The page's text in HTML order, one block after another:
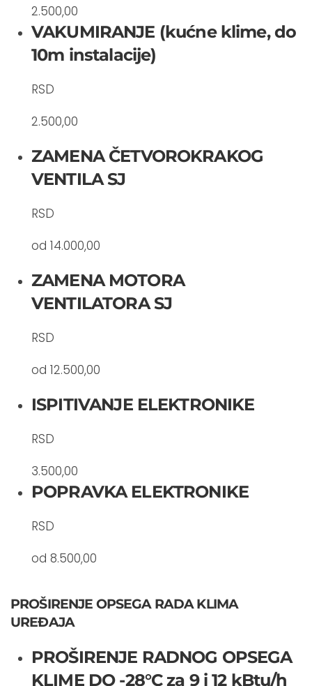
2.500,00
VAKUMIRANJE (kućne klime, do
10m instalacije)
RSD
2.500,00
ZAMENA ČETVOROKRAKOG
VENTILA SJ
RSD
od 14.000,00
ZAMENA MOTORA
VENTILATORA SJ
RSD
od 12.500,00
ISPITIVANJE ELEKTRONIKE
RSD
3.500,00
POPRAVKA ELEKTRONIKE
RSD
od 8.500,00
PROŠIRENJE OPSEGA RADA KLIMA
UREĐAJA
PROŠIRENJE RADNOG OPSEGA
KLIME DO -28°C za 9 i 12 kBtu/h